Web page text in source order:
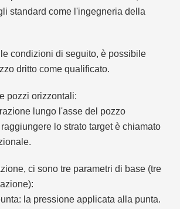
standard come l'ingegneria della
condizioni di seguito, è possibile
dritto come qualificato.
pozzi orizzontali:
lungo l'asse del pozzo
lo strato target è chiamato
ci sono tre parametri di base (tre
la pressione applicata alla punta.